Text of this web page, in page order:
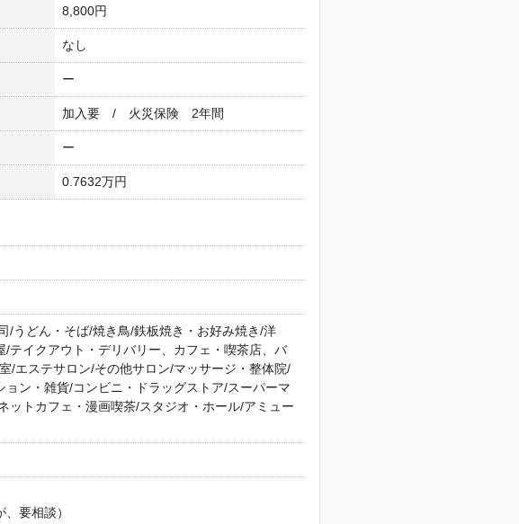
8,800円
なし
ー
加入要 / 火災保険 2年間
ー
0.7632万円
/うどん・そば/焼き鳥/鉄板焼き・お好み焼き/洋
テイクアウト・デリバリー、カフェ・喫茶店、バ
/エステサロン/その他サロン/マッサージ・整体院/
ン・雑貨/コンビニ・ドラッグストア/スーパーマ
ットカフェ・漫画喫茶/スタジオ・ホール/アミュー
要相談）